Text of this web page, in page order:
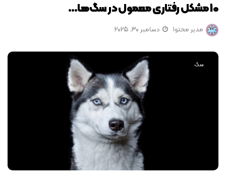
10 مشکل رفتاری معمول در سگ‌ها…
مدیر محتوا دسامبر 30, 2025
سگ